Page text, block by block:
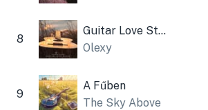
8
Guitar Love Story
Olexy
9
A Fűben
The Sky Above